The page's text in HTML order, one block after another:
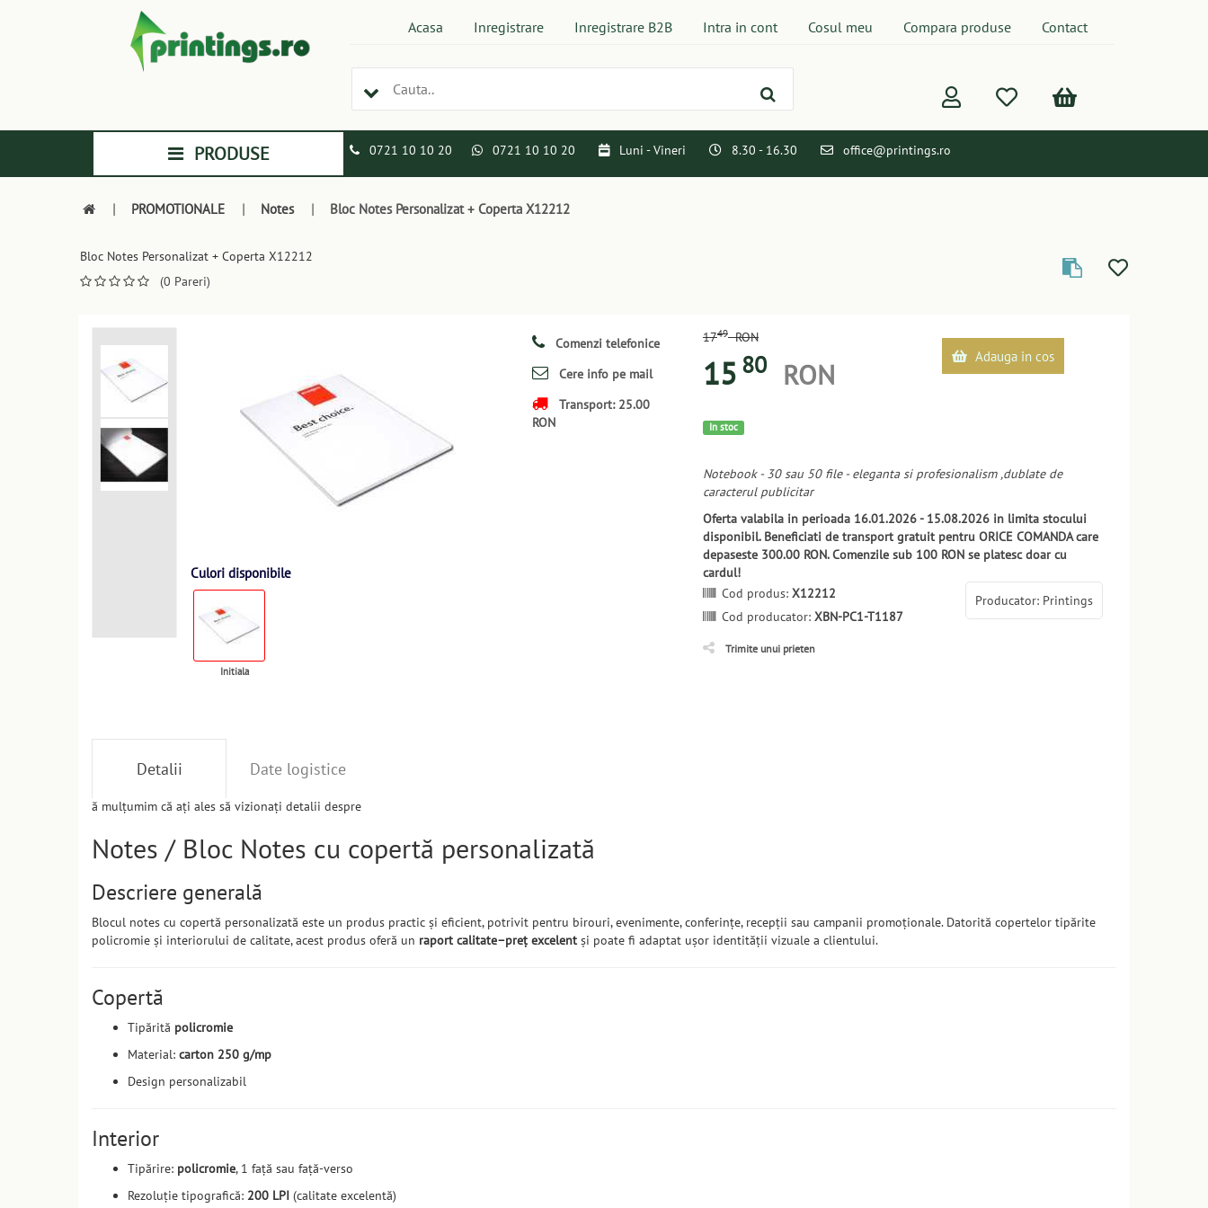
Acasa Inregistrare Inregistrare B2B Intra in cont Cosul meu Compara produse Contact
PRODUSE 0721 10 10 20 0721 10 10 20 Luni - Vineri 8.30 - 16.30 office@printings.ro
| PROMOTIONALE | Notes | Bloc Notes Personalizat + Coperta X12212
Bloc Notes Personalizat + Coperta X12212
(0 Pareri)
Culori disponibile
Initiala
Comenzi telefonice
Cere info pe mail
Transport: 25.00
RON
1749RON
15 80 RON
Adauga in cos
In stoc
Notebook - 30 sau 50 file - eleganta si profesionalism ,dublate de
caracterul publicitar
Oferta valabila in perioada 16.01.2026 - 15.08.2026 in limita stocului
disponibil. Beneficiati de transport gratuit pentru ORICE COMANDA care
depaseste 300.00 RON. Comenzile sub 100 RON se platesc doar cu
cardul!
Producator: Printings
Cod produs: X12212
Cod producator: XBN-PC1-T1187
Trimite unui prieten
Detalii Date logistice
ă mulțumim că ați ales să vizionați detalii despre
Notes / Bloc Notes cu copertă personalizată
Descriere generală
Blocul notes cu copertă personalizată este un produs practic și eficient, potrivit pentru birouri, evenimente, conferințe, recepții sau campanii promoționale. Datorită copertelor tipărite
policromie și interiorului de calitate, acest produs oferă un raport calitate–preț excelent și poate fi adaptat ușor identității vizuale a clientului.
Copertă
Tipărită policromie
Material: carton 250 g/mp
Design personalizabil
Interior
Tipărire: policromie, 1 față sau față-verso
Rezoluție tipografică: 200 LPI (calitate excelentă)